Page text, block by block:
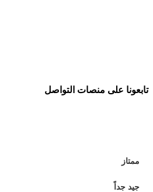
تابعونا على منصات التواصل
ممتاز
جيد جداً